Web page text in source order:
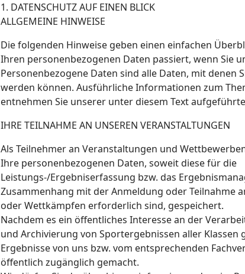
1. DATENSCHUTZ AUF EINEN BLICK
ALLGEMEINE HINWEISE
Die folgenden Hinweise geben einen einfachen
Ihren personenbezogenen Daten passiert, wenn Sie
Personenbezogene Daten sind alle Daten, mit denen
werden können. Ausführliche Informationen zum
entnehmen Sie unserer unter diesem Text
IHRE TEILNAHME AN UNSEREN VERANSTALTUNGEN
Als Teilnehmer an Veranstaltungen und
Ihre personenbezogenen Daten, soweit diese für die
Leistungs-/Ergebniserfassung bzw. das
Zusammenhang mit der Anmeldung oder Teilnahme
oder Wettkämpfen erforderlich sind, gespeichert.
Nachdem es ein öffentliches Interesse an der
und Archivierung von Sportergebnissen aller Klassen
Ergebnisse von uns bzw. vom entsprechenden
öffentlich zugänglich gemacht.